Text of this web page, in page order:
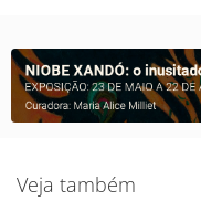
Veja também